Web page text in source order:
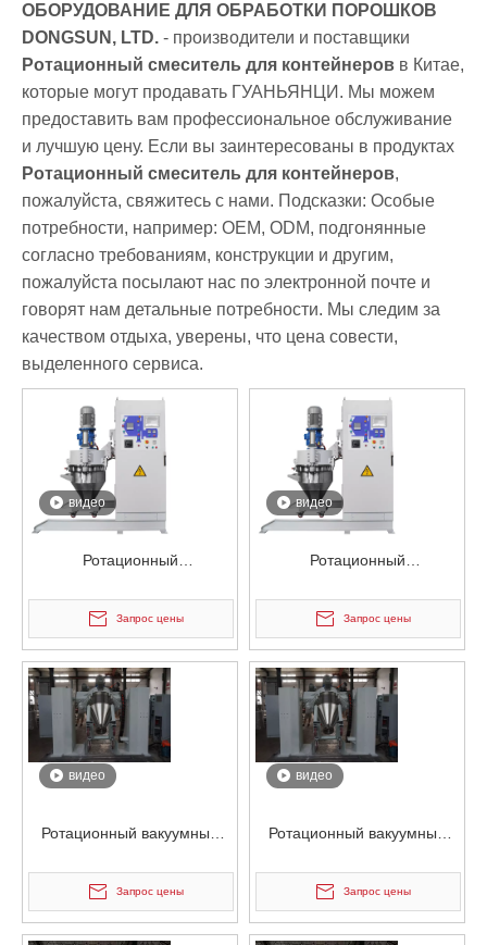
ОБОРУДОВАНИЕ ДЛЯ ОБРАБОТКИ ПОРОШКОВ
DONGSUN, LTD. - производители и поставщики
Ротационный смеситель для контейнеров в Китае,
которые могут продавать ГУАНЬЯНЦИ. Мы можем
предоставить вам профессиональное обслуживание
и лучшую цену. Если вы заинтересованы в продуктах
Ротационный смеситель для контейнеров,
пожалуйста, свяжитесь с нами. Подсказки: Особые
потребности, например: OEM, ODM, подгонянные
согласно требованиям, конструкции и другим,
пожалуйста посылают нас по электронной почте и
говорят нам детальные потребности. Мы следим за
качеством отдыха, уверены, что цена совести,
выделенного сервиса.
видео
Ротационный
электростатический
смеситель для порошковых
контейнеров
Запрос цены
видео
Ротационный
электростатический
смеситель для порошковых
контейнеров
Запрос цены
видео
Ротационный вакуумный
смеситель для порошковых
контейнеров
Запрос цены
видео
Ротационный вакуумный
смеситель для порошковых
контейнеров
Запрос цены